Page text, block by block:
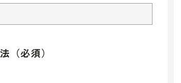
（必須）